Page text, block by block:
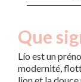
Que
Lío est un
modernité,